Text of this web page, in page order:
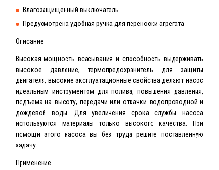
Влагозащищенный выключатель
Предусмотрена удобная ручка для переноски агрегата
Описание
Высокая мощность всасывания и способность выдерживать
высокое давление, термопредохранитель для защиты
двигателя, высокие эксплуатационные свойства делают насос
идеальным инструментом для полива, повышения давления,
подъема на высоту, передачи или откачки водопроводной и
дождевой воды. Для увеличения срока службы насоса
используются материалы только высокого качества. При
помощи этого насоса вы без труда решите поставленную
задачу.
Применение